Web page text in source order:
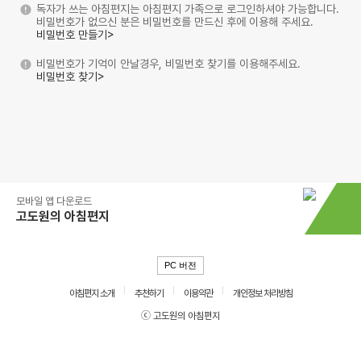
독자가 쓰는 아침편지는 아침편지 가족으로 로그인하셔야 가능합니다.
비밀번호가 없으신 분은 비밀번호를 만드신 후에 이용해 주세요.
비밀번호 만들기>
비밀번호가 기억이 안날경우, 비밀번호 찾기를 이용해주세요.
비밀번호 찾기>
모바일 앱 다운로드
고도원의 아침편지
PC 버전
아침편지 소개 추천하기 이용약관
개인정보 처리방침
ⓒ 고도원의 아침편지